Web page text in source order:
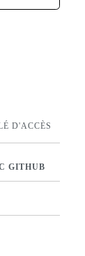
D'ACCÈS
GITHUB